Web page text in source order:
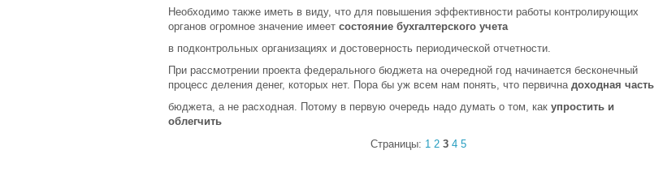
Необходимо также иметь в виду, что для повышения эффективности работы контролирующих
органов огромное значение имеет состояние бухгалтерского учета
в подконтрольных организациях и достоверность периодической отчетности.
При рассмотрении проекта федерального бюджета на очередной год начинается бесконечный
процесс деления денег, которых нет. Пора бы уж всем нам понять, что первична доходная часть
бюджета, а не расходная. Потому в первую очередь надо думать о том, как упростить и
облегчить
Страницы: 1 2 3 4 5